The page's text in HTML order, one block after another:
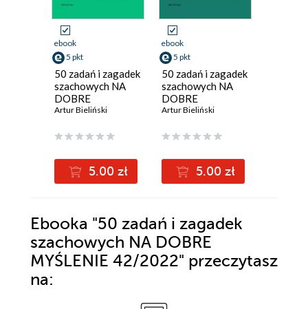
ebook
5 pkt
50 zadań i zagadek
szachowych NA
DOBRE
MYŚLENIE
Artur Bieliński
5.00 zł
ebook
5 pkt
50 zadań i zagadek
szachowych NA
DOBRE
MYŚLENIE
Artur Bieliński
5.00 zł
Ebooka "50 zadań i zagadek
szachowych NA DOBRE
MYŚLENIE 42/2022" przeczytasz
na: